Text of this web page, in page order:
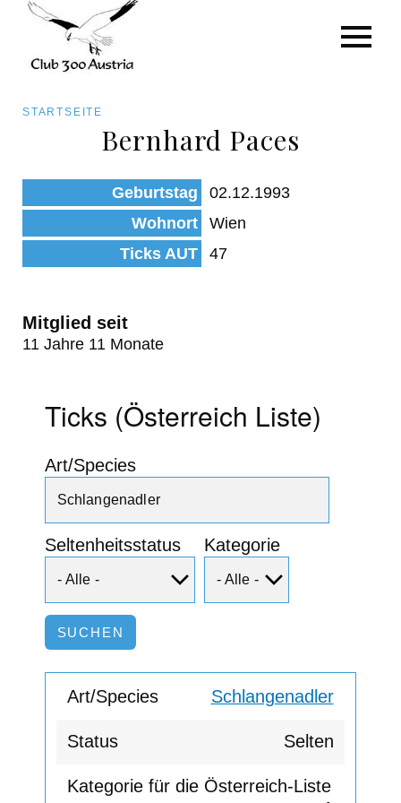
zum
Inhalt
Pfadnavigation
STARTSEITE
Bernhard Paces
Geburtstag
02.12.1993
Wohnort
Wien
Ticks AUT
47
Mitglied seit
11 Jahre 11 Monate
Ticks (Österreich Liste)
Art/Species
Seltenheitsstatus Kategorie
Art/Species
Status
Kategorie für die Österreich-Liste
Beobachtungen
Schlangenadler
Selten